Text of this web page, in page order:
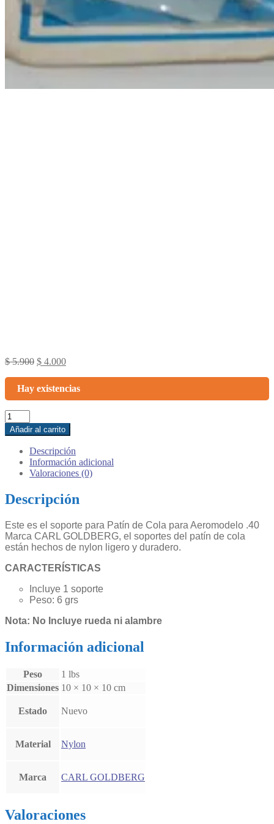
$5.900 Original
was:
$ 5.900.
$ 4.000Current
is:
$ 4.000.
Hay existencias
Soporte
de
rueda
patín
cola
CARL
GOLDBERG
Añadir al carrito
Descripción
Información adicional
Valoraciones (0)
Descripción
Este es el soporte para Patín de Cola para Aeromodelo .40
Marca CARL GOLDBERG, el soportes del patín de cola
están hechos de nylon ligero y duradero.
CARACTERÍSTICAS
Incluye 1 soporte
Peso: 6 grs
Nota: No Incluye rueda ni alambre
Información adicional
Peso
1 lbs
Dimensiones 10 × 10 × 10 cm
Estado Nuevo
Material Nylon
Marca CARL GOLDBERG
Valoraciones